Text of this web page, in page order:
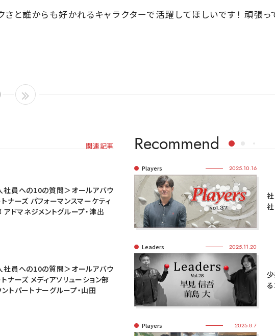
さと誰からも好かれるキャラクターで活躍してほしいです！ 頑張っ
関連記事
社員への10の質問＞オールアバウ
トナーズ パフォーマンスマーケティ
アドマネジメントグループ・津出
社員への10の質問＞オールアバウ
ナーズ メディアソリューション部
トパートナーグループ・山田
Recommend
Players 2025.10.16
Leaders 2025.11.20
Players 2025.8.7